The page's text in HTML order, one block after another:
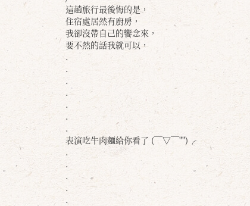
這趟旅行最後悔的是，
住宿處居然有廚房，
我卻沒帶自己的饗念來，
要不然的話我就可以，
.
.
.
.
.
.
.
表演吃牛肉麵給你看了 (￣▽￣"")╭
.
.
.
.
.